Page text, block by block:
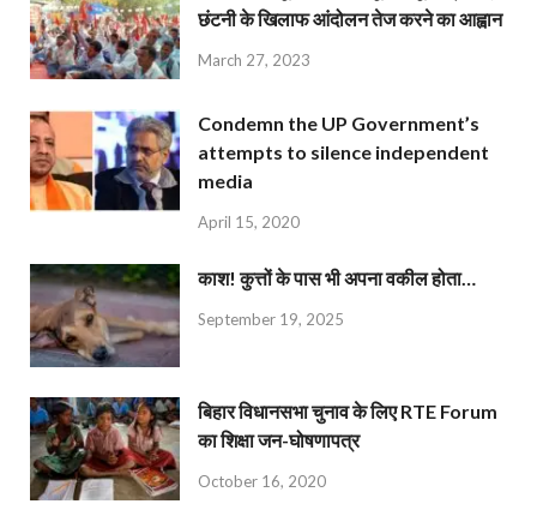
छंटनी के खिलाफ आंदोलन तेज करने का आह्वान
March 27, 2023
Condemn the UP Government’s
attempts to silence independent
media
April 15, 2020
काश! कुत्तों के पास भी अपना वकील होता…
September 19, 2025
बिहार विधानसभा चुनाव के लिए RTE Forum
का शिक्षा जन-घोषणापत्र
October 16, 2020